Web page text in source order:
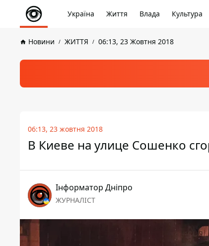
Україна Життя Влада Культура
Новини ЖИТТЯ 06:13, 23 Жовтня 2018
06:13, 23 жовтня 2018
В Киеве на улице Сошенко
Інформатор Дніпро
ЖУРНАЛІСТ